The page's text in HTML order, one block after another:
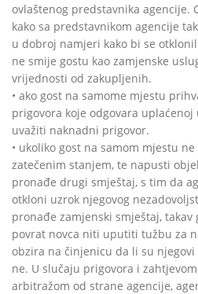
ovlaštenog predstavnika agencije.
kako sa predstavnikom agencije
u dobroj namjeri kako bi se
ne smije gostu kao zamjenske
vrijednosti od zakupljenih.
• ako gost na samome mjestu
prigovora koje odgovara
uvažiti naknadni prigovor.
• ukoliko gost na samom mjestu
zatečenim stanjem, te napusti
pronađe drugi smještaj, s tim da
otkloni uzrok njegovog
pronađe zamjenski smještaj, takav
povrat novca niti uputiti tužbu za
obzira na činjenicu da li su
ne. U slučaju prigovora i
arbitražom od strane agencije,